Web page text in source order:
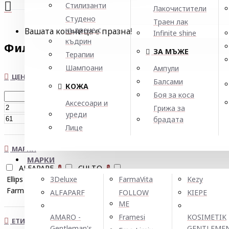
Стилизанти
Студено
къдрене с
къдрин
Терапии
Шампоани
КОЖА
Аксесоари и
уреди
Лице
Лакочистители
Траен лак
Infinite shine
ЗА МЪЖЕ
Ампули
Балсами
Боя за коса
Грижа за
брадата
МАРКИ
3Deluxe
ALFAPARF
AMARO -
FarmaVita
FOLLOW
ME
Framesi
Kezy
KIEPE
KOSIMETIK
Вашата кошница е празна!
Филтър
ЦЕНА
€
МАРКИ
ALFAPARF 1 CULT.O 3
Ellірѕ FARCOM
FarmaVita Yellow
ЕТИКЕТИ